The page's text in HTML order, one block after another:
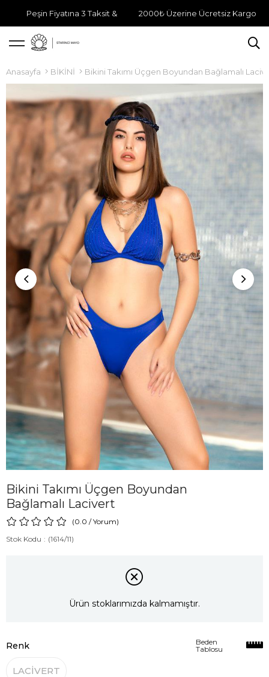
Peşin Fiyatına 3 Taksit & 2000₺ Üzerine Ücretsiz Kargo
Anasayfa BİKİNİ Bikini Takımı Üçgen Boyundan Bağlamalı
Bikini Takımı Üçgen Boyundan
Bağlamalı Lacivert
0.0 /Yorum)
Stok Kodu
(1614/11)
Ürün stoklarımızda kalmamıştır.
Renk
LACİVERT
Beden
Tablosu